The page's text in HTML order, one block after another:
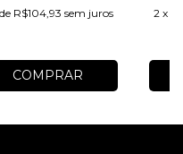
de R$104,93 sem juros
COMPRAR
2 x